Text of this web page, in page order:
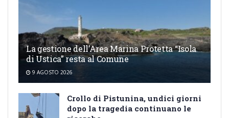
La gestione dell’Area Marina Protetta “Isola
di Ustica” resta al Comune
9 AGOSTO 2026
Crollo di Pistunina, undici giorni
dopo la tragedia continuano le